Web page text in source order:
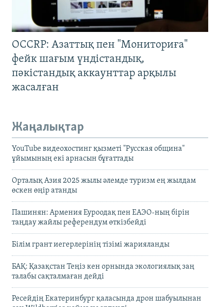
OCCRP: Азаттық пен "Мониториға"
фейк шағым үндістандық,
пәкістандық аккаунттар арқылы
жасалған
Жаңалықтар
YouTube видеохостинг қызметі "Русская община"
ұйымының екі арнасын бұғаттады
Орталық Азия 2025 жылы әлемде туризм ең жылдам
өскен өңір атанды
Пашинян: Армения Еуроодақ пен ЕАЭО-ның бірін
таңдау жайлы референдум өткізбейді
Білім грант иегерлерінің тізімі жарияланды
БАҚ: Қазақстан Теңіз кен орнында экологиялық заң
талабы сақталмаған дейді
Ресейдің Екатеринбург қаласында дрон шабуылынан